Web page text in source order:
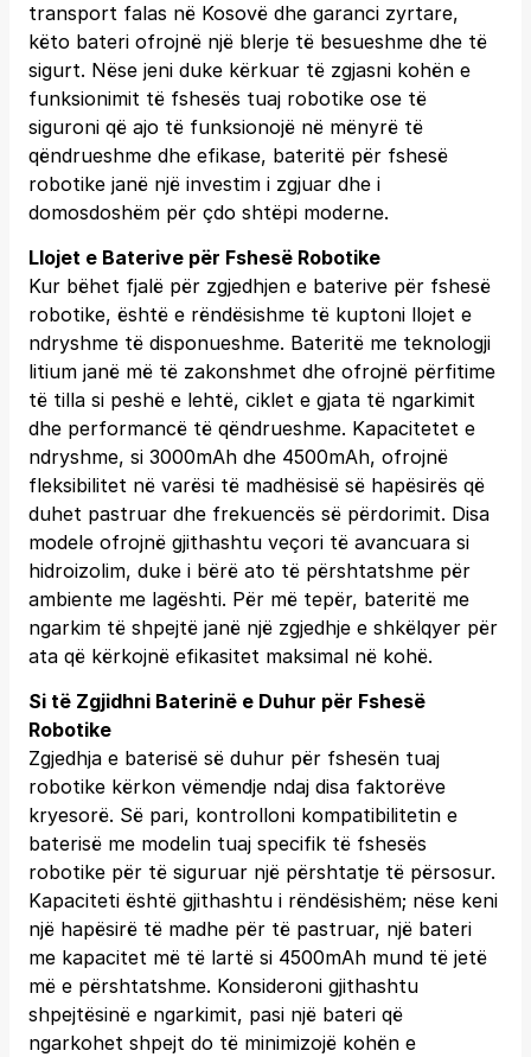
transport falas në Kosovë dhe garanci zyrtare,
këto bateri ofrojnë një blerje të besueshme dhe të
sigurt. Nëse jeni duke kërkuar të zgjasni kohën e
funksionimit të fshesës tuaj robotike ose të
siguroni që ajo të funksionojë në mënyrë të
qëndrueshme dhe efikase, bateritë për fshesë
robotike janë një investim i zgjuar dhe i
domosdoshëm për çdo shtëpi moderne.
Llojet e Baterive për Fshesë Robotike
Kur bëhet fjalë për zgjedhjen e baterive për fshesë
robotike, është e rëndësishme të kuptoni llojet e
ndryshme të disponueshme. Bateritë me teknologji
litium janë më të zakonshmet dhe ofrojnë përfitime
të tilla si peshë e lehtë, ciklet e gjata të ngarkimit
dhe performancë të qëndrueshme. Kapacitetet e
ndryshme, si 3000mAh dhe 4500mAh, ofrojnë
fleksibilitet në varësi të madhësisë së hapësirës që
duhet pastruar dhe frekuencës së përdorimit. Disa
modele ofrojnë gjithashtu veçori të avancuara si
hidroizolim, duke i bërë ato të përshtatshme për
ambiente me lagështi. Për më tepër, bateritë me
ngarkim të shpejtë janë një zgjedhje e shkëlqyer për
ata që kërkojnë efikasitet maksimal në kohë.
Si të Zgjidhni Baterinë e Duhur për Fshesë
Robotike
Zgjedhja e baterisë së duhur për fshesën tuaj
robotike kërkon vëmendje ndaj disa faktorëve
kryesorë. Së pari, kontrolloni kompatibilitetin e
baterisë me modelin tuaj specifik të fshesës
robotike për të siguruar një përshtatje të përsosur.
Kapaciteti është gjithashtu i rëndësishëm; nëse keni
një hapësirë të madhe për të pastruar, një bateri
me kapacitet më të lartë si 4500mAh mund të jetë
më e përshtatshme. Konsideroni gjithashtu
shpejtësinë e ngarkimit, pasi një bateri që
ngarkohet shpejt do të minimizojë kohën e